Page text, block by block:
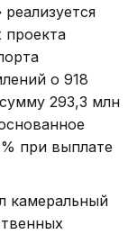
проекта
о 918
293,3 млн
при выплате
камеральный